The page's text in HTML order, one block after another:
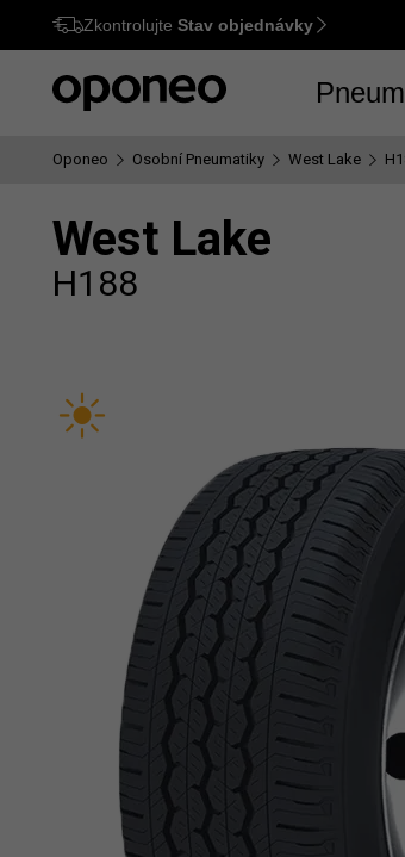
Ctrl M
Zkontrolujte Stav objednávky
Oponeo Osobní Pneumatiky West Lake
West Lake
H188